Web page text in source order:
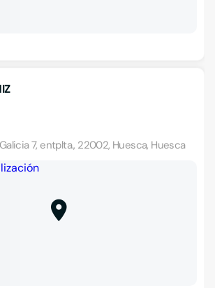
7, entplta., 22002, Huesca, Huesca